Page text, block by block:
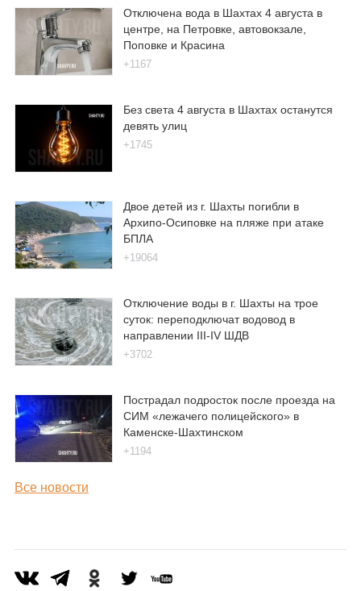
Отключена вода в Шахтах 4 августа в
центре, на Петровке, автовокзале,
Поповке и Красина
+1167
Без света 4 августа в Шахтах останутся
девять улиц
+1745
Двое детей из г. Шахты погибли в
Архипо-Осиповке на пляже при атаке
БПЛА
+19064
Отключение воды в г. Шахты на трое
суток: переподключат водовод в
направлении III-IV ШДВ
+3702
Пострадал подросток после проезда на
СИМ «лежачего полицейского» в
Каменске-Шахтинском
+1194
Все новости